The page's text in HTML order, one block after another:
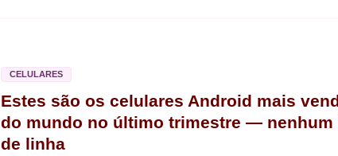
CELULARES
Estes são os celulares Android mais
do mundo no último trimestre — nenhum
de linha